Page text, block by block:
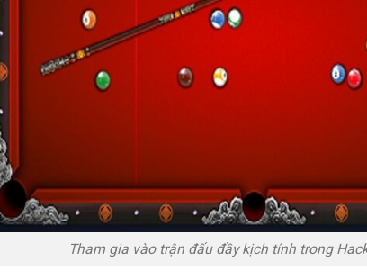
Tham gia vào trận đấu đầy kịch tính trong